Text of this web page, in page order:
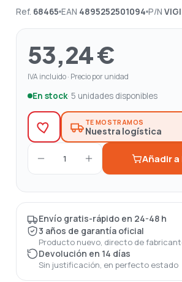
Ref. 68465 EAN 4895252501094 P/N
53,24 €
IVA incluido · Precio por unidad
En stock· 5 unidades disponibles
TE MOSTRAMOS
Nuestra logística
1 Añadir
Envío gratis-rápido en 24-48 h
3 años de garantía oficial
Producto nuevo, directo de
Devolución en 14 días
Sin justificación, en perfecto estado